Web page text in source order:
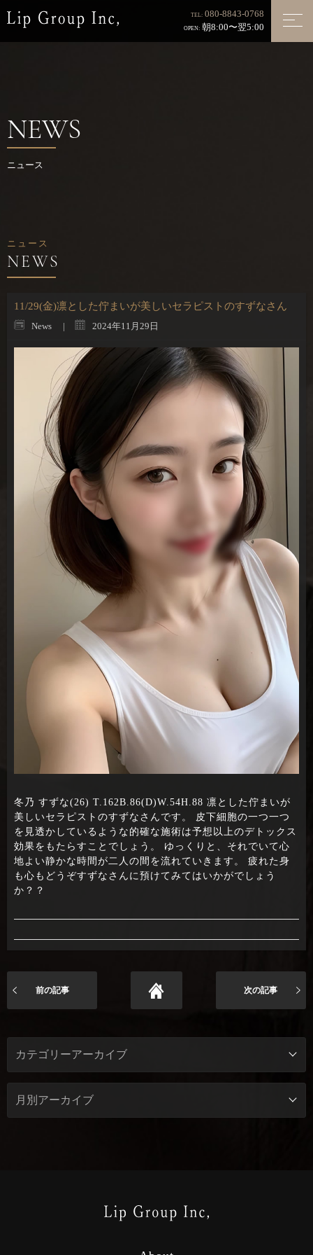
TEL: 080-8843-0768
OPEN: 朝8:00〜翌5:00
NEWS
ニュース
ニュース
11/29(金)凛とした佇まいが美しいセラピストのすずなさん
News 2024年11月29日
冬乃 すずな(26) T.162B.86(D)W.54H.88 凛とした佇まいが
美しいセラピストのすずなさんです。 皮下細胞の一つ一つ
を見透かしているような的確な施術は予想以上のデトックス
効果をもたらすことでしょう。 ゆっくりと、それでいて心
地よい静かな時間が二人の間を流れていきます。 疲れた身
も心もどうぞすずなさんに預けてみてはいかがでしょう
か？？
前の記事 次の記事